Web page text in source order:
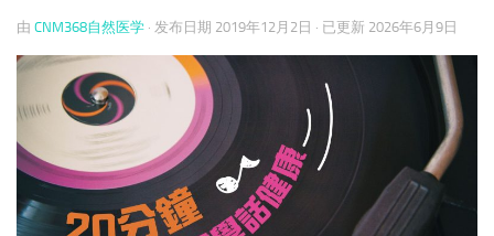
由 CNM368自然医学 · 发布日期 2019年12月2日 · 已更新 2026年6月9日